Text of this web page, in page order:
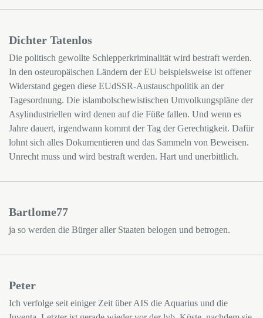
Dichter Tatenlos
Die politisch gewollte Schlepperkriminalität wird bestraft werden.
In den osteuropäischen Ländern der EU beispielsweise ist offener
Widerstand gegen diese EUdSSR-Austauschpolitik an der
Tagesordnung. Die islambolschewistischen Umvolkungspläne der
Asylindustriellen wird denen auf die Füße fallen. Und wenn es
Jahre dauert, irgendwann kommt der Tag der Gerechtigkeit. Dafür
lohnt sich alles Dokumentieren und das Sammeln von Beweisen.
Unrecht muss und wird bestraft werden. Hart und unerbittlich.
Bartlome77
ja so werden die Bürger aller Staaten belogen und betrogen.
Peter
Ich verfolge seit einiger Zeit über AIS die Aquarius und die